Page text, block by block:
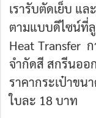
เรารับตัดเย็บ แ
ตามแบบดีไซน์ที่ลู
Heat Transfer
จำกัดสี สกรีนออ
ราคากระเป๋าขน
ใบละ 18 บาท